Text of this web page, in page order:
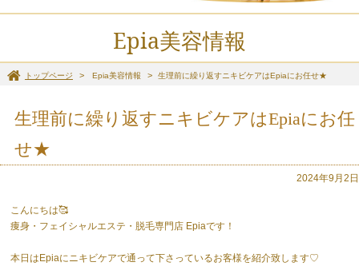
Epia美容情報
トップページ Epia美容情報 生理前に繰り返すニキビケアはEpiaにお任せ★
生理前に繰り返すニキビケアはEpiaにお任
せ★
2024年9月2日
こんにちは🥰
痩身・フェイシャルエステ・脱毛専門店 Epiaです！
本日はEpiaにニキビケアで通って下さっているお客様を紹介致します♡